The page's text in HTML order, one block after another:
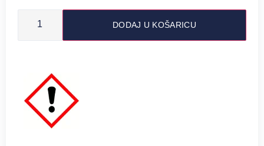
DODAJ U KOŠARICU